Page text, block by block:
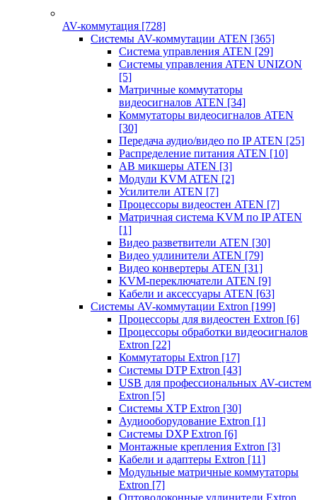
AV-коммутация [728]
Системы AV-коммутации ATEN [365]
Система управления ATEN [29]
Системы управления ATEN UNIZON
[5]
Матричные коммутаторы
видеосигналов ATEN [34]
Коммутаторы видеосигналов ATEN
[30]
Передача аудио/видео по IP ATEN [25]
Распределение питания ATEN [10]
АВ микшеры ATEN [3]
Модули KVM ATEN [2]
Усилители ATEN [7]
Процессоры видеостен ATEN [7]
Матричная система KVM по IP ATEN
[1]
Видео разветвители ATEN [30]
Видео удлинители ATEN [79]
Видео конвертеры ATEN [31]
KVM-переключатели ATEN [9]
Кабели и аксессуары ATEN [63]
Системы AV-коммутации Extron [199]
Процессоры для видеостен Extron [6]
Процессоры обработки видеосигналов
Extron [22]
Коммутаторы Extron [17]
Системы DTP Extron [43]
USB для профессиональных AV-систем
Extron [5]
Системы XTP Extron [30]
Аудиооборудование Extron [1]
Системы DXP Extron [6]
Монтажные крепления Extron [3]
Кабели и адаптеры Extron [11]
Модульные матричные коммутаторы
Extron [7]
Оптоволоконные удлинители Extron